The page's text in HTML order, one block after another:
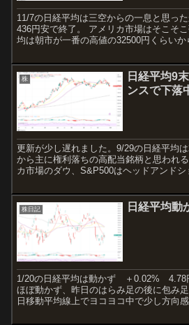
11/7の日経平均は三空からの一息と思っ
436円安で終了。 アメリカ市場はそこそ
均は朝市が一番の高値の32500円くらい
株
日経平均9
ンスで下落
更新が少し遅れました。9/29の日経平均
から主に権利落ちの高配当銘柄と思われ
カ市場のダウ、S&P500はヘッドアンド
株日記 日経平均動
1/20の日経平均は動かず ＋0.02% 4.78
ほぼ動かず、昨日のはらみ足の後に包み
日移動平均線上でヨコヨコ中で少し方向